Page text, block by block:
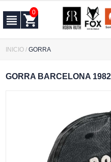
0
INICIO /GORRA
GORRA BARCELONA